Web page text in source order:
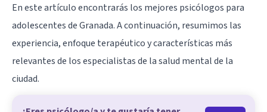
En este artículo encontrarás los mejores psicólogos para
adolescentes de Granada. A continuación, resumimos las
experiencia, enfoque terapéutico y características más
relevantes de los especialistas de la salud mental de la
ciudad.